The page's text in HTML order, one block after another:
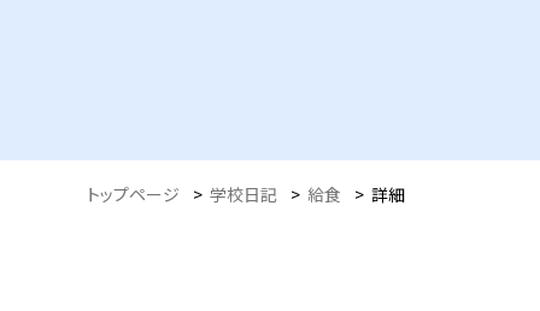
トップページ > 学校日記 > 給食 > 詳細